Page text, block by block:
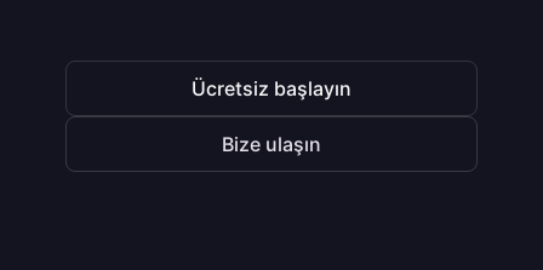
Ücretsiz başlayın
Bize ulaşın